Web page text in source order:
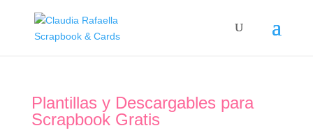
Plantillas y Descargables para
Scrapbook Gratis